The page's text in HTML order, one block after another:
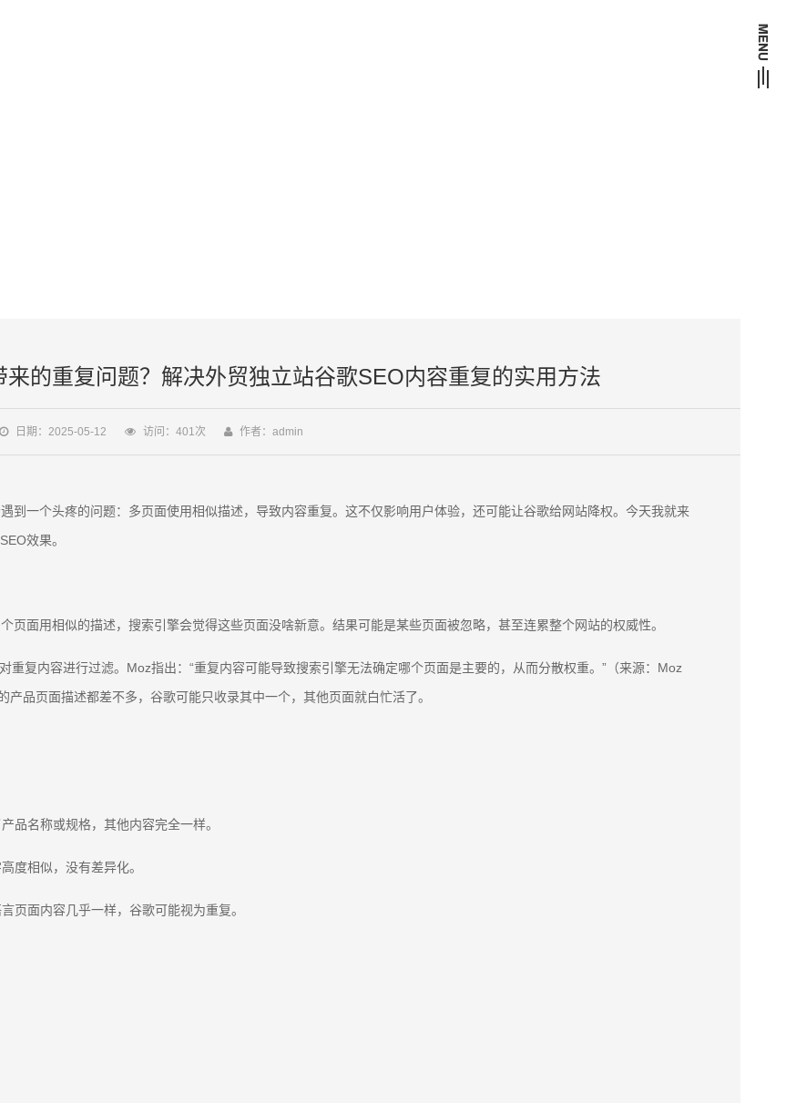
的重复问题？解决外贸独立站谷歌SEO内容重复的实用方法
日期：2025-05-12 访问：401次 作者：admin
到一个头疼的问题：多页面使用相似描述，导致内容重复。这不仅影响用户体验，还可能让谷歌给网站降权。今天我就来
效果。
面用相似的描述，搜索引擎会觉得这些页面没啥新意。结果可能是某些页面被忽略，甚至连累整个网站的权威性。
复内容进行过滤。Moz指出：“重复内容可能导致搜索引擎无法确定哪个页面是主要的，从而分散权重。”（来源：Moz
品页面描述都差不多，谷歌可能只收录其中一个，其他页面就白忙活了。
品名称或规格，其他内容完全一样。
度相似，没有差异化。
页面内容几乎一样，谷歌可能视为重复。